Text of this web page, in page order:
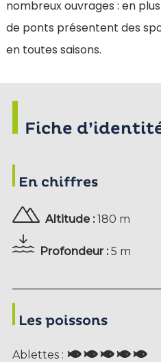
nombreux ouvrages : en
de ponts présentent des
en toutes saisons.
Fiche
En chiffres
Altitude :180 m
Profondeur :5 m
Les poissons
Ablettes :